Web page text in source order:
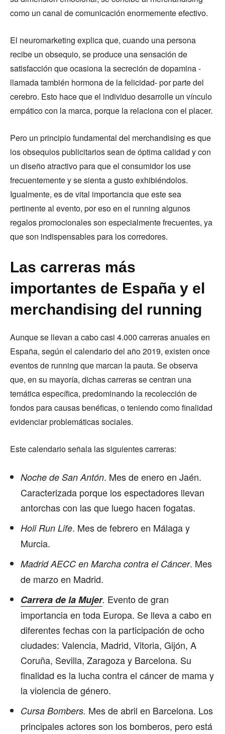
como un canal de comunicación enormemente efectivo.
El neuromarketing explica que, cuando una persona
recibe un obsequio, se produce una sensación de
satisfacción que ocasiona la secreción de dopamina -
llamada también hormona de la felicidad- por parte del
cerebro. Esto hace que el individuo desarrolle un vínculo
empático con la marca, porque la relaciona con el placer.
Pero un principio fundamental del merchandising es que
los obsequios publicitarios sean de óptima calidad y con
un diseño atractivo para que el consumidor los use
frecuentemente y se sienta a gusto exhibiéndolos.
Igualmente, es de vital importancia que este sea
pertinente al evento, por eso en el running algunos
regalos promocionales son especialmente frecuentes, ya
que son indispensables para los corredores.
Las carreras más
importantes de España y el
merchandising del running
Aunque se llevan a cabo casi 4.000 carreras anuales en
España, según el calendario del año 2019, existen once
eventos de running que marcan la pauta. Se observa
que, en su mayoría, dichas carreras se centran una
temática específica, predominando la recolección de
fondos para causas benéficas, o teniendo como finalidad
evidenciar problemáticas sociales.
Este calendario señala las siguientes carreras:
Noche de San Antón. Mes de enero en Jaén.
Caracterizada porque los espectadores llevan
antorchas con las que luego hacen fogatas.
Holi Run Life. Mes de febrero en Málaga y
Murcia.
Madrid AECC en Marcha contra el Cáncer. Mes
de marzo en Madrid.
Carrera de la Mujer. Evento de gran
importancia en toda Europa. Se lleva a cabo en
diferentes fechas con la participación de ocho
ciudades: Valencia, Madrid, Vitoria, Gijón, A
Coruña, Sevilla, Zaragoza y Barcelona. Su
finalidad es la lucha contra el cáncer de mama y
la violencia de género.
Cursa Bombers. Mes de abril en Barcelona. Los
principales actores son los bomberos, pero está